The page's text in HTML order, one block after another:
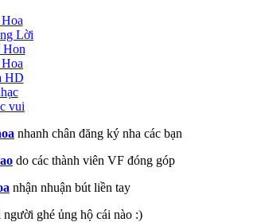
Lời
HD
vui
nhanh chân đăng ký nha các bạn
do các thành viên VF đóng góp
nhận nhuận bút liền tay
người ghé ủng hộ cái nào :)